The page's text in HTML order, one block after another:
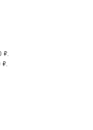
₽.
₽.